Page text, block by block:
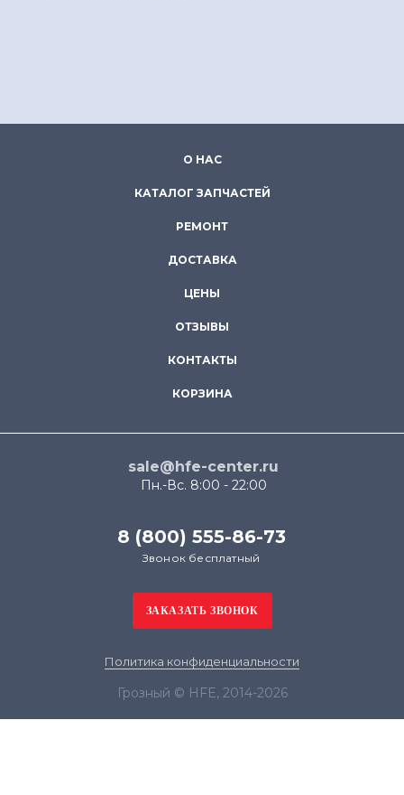
О НАС
КАТАЛОГ ЗАПЧАСТЕЙ
РЕМОНТ
ДОСТАВКА
ЦЕНЫ
ОТЗЫВЫ
КОНТАКТЫ
КОРЗИНА
sale@hfe-center.ru
Пн.-Вс. 8:00 - 22:00
8 (800) 555-86-73
Звонок бесплатный
Политика конфиденциальности
Грозный © HFE, 2014-2026